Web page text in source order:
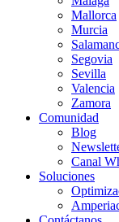
Mallorca
Murcia
Segovia
Sevilla
Valencia
Zamora
Comunidad
Blog
Canal
Soluciones